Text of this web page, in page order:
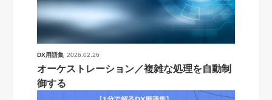
DX用語集 2026.02.26
オーケストレーション／複雑な処理を自動制
御する